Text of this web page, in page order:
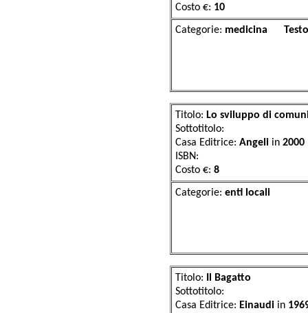
Costo €: 10
Categorie:
Titolo: Lo sviluppo di
Sottotitolo:
Casa Editrice: Angeli in 2000
ISBN:
Costo €: 8
Categorie: enti
Titolo:
Il Bagatto
Sottotitolo:
Casa Editrice: Einaudi in